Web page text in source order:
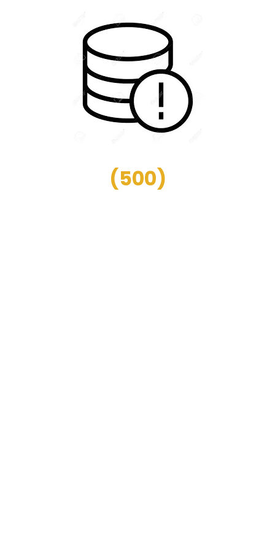
(500)